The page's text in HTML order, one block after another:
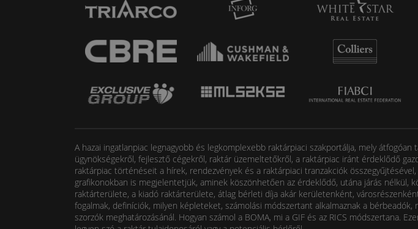
A hazai ingatlanpiac legnagyobb és legkomplexebb raktárpiaci szakportálja, mely
ügynökségekről, fejlesztő cégekről, raktár üzemeltetőkről, a raktárpiac iránt érdeklődő
raktárpiac történéseit a hírek, rendezvények és a raktárpiaci tranzakciók
grafikonokban is megjelentetjük, aminek köszönhetően az érdeklődő, utána járás nélkül,
raktárterülete, a kiadó raktárterülete, átlag bérleti díja akár kerületenként,
fogalmak, definíciók, milyen képleteket, számolási módszertant alkalmaznak a
szorzók meghatározásánál. Hogyan számol a BOMA, mi a GIF és az RICS módszertana.